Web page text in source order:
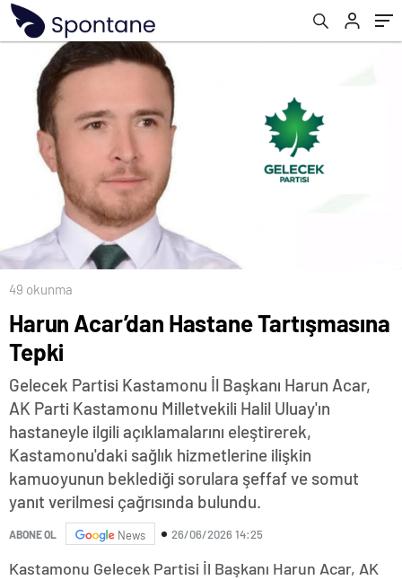
49 okunma
Harun Acar’dan Hastane Tartışmasına
Tepki
Gelecek Partisi Kastamonu İl Başkanı Harun Acar,
AK Parti Kastamonu Milletvekili Halil Uluay'ın
hastaneyle ilgili açıklamalarını eleştirerek,
Kastamonu'daki sağlık hizmetlerine ilişkin
kamuoyunun beklediği sorulara şeffaf ve somut
yanıt verilmesi çağrısında bulundu.
ABONE OL News 26/06/2026 14:25
Kastamonu Gelecek Partisi İl Başkanı Harun Acar, AK